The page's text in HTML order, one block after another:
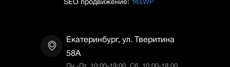
SEO продвижение: YesWP
Екатеринбург, ул. Тверитина
58А